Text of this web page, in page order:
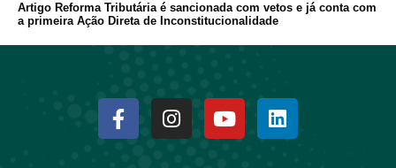
Artigo Reforma Tributária é sancionada com vetos e já conta com
a primeira Ação Direta de Inconstitucionalidade